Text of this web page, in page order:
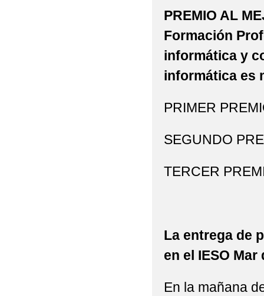
PREMIO AL
Formación
informática y
informática es
PRIMER
SEGUNDO
TERCER
La entrega de
en el IESO
En la mañana